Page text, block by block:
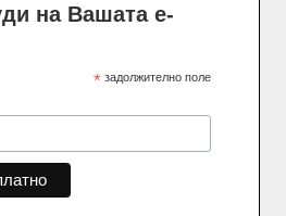
на Вашата е-
* задолжително поле